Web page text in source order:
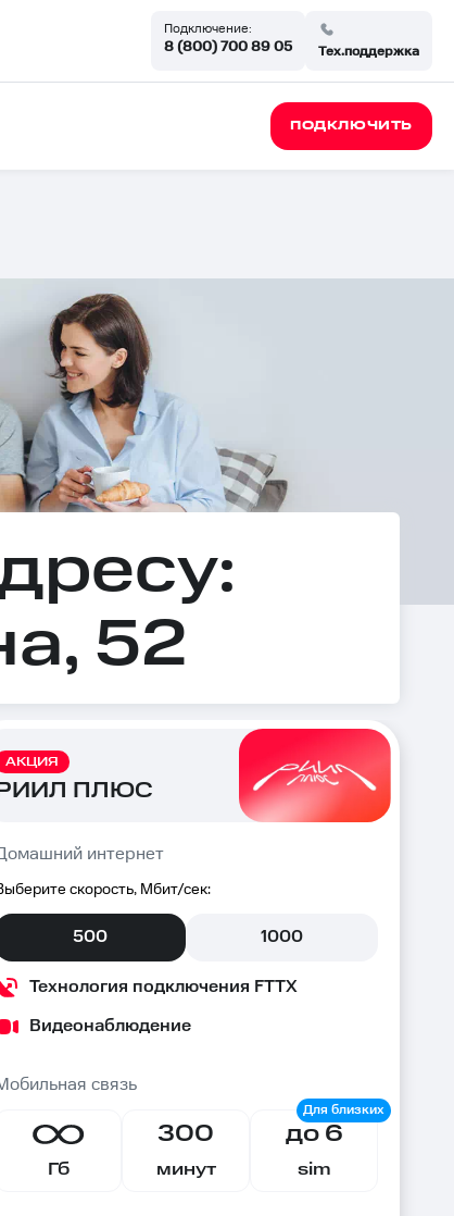
Подключение:
8 (800) 700 89 05 Тех.поддержка
ПОДКЛЮЧИТЬ
52
АКЦИЯ
ПЛЮС
интернет
скорость, Мбит/сек:
500 1000
Технология подключения FTTX
Видеонаблюдение
связь
Гб
300
минут
до 6
sim